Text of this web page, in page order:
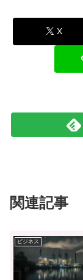
X
関連記事
ビジネス